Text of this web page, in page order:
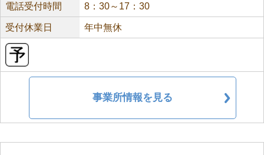
電話受付時間 8：30～17：30
受付休業日 年中無休
事業所情報を見る